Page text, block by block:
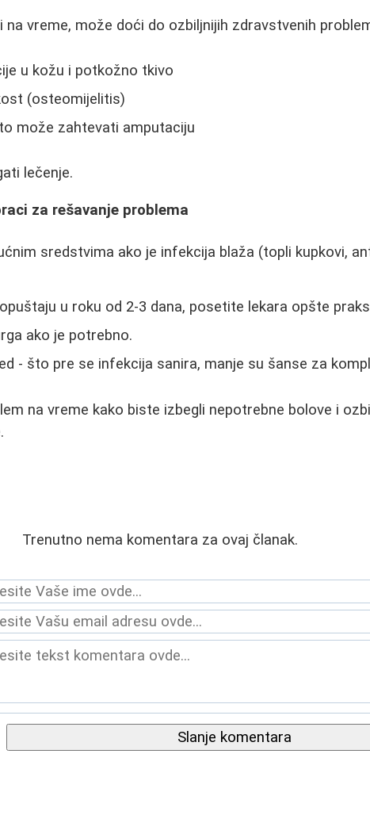
vreme, može doći do ozbiljnijih zdravstvenih
u kožu i potkožno tkivo
(osteomijelitis)
može zahtevati amputaciju
lečenje.
za rešavanje problema
sredstvima ako je infekcija blaža (topli kupkovi,
u roku od 2-3 dana, posetite lekara opšte
ako je potrebno.
- što pre se infekcija sanira, manje su šanse za
na vreme kako biste izbegli nepotrebne bolove i
Trenutno nema komentara za ovaj članak.
Slanje komentara